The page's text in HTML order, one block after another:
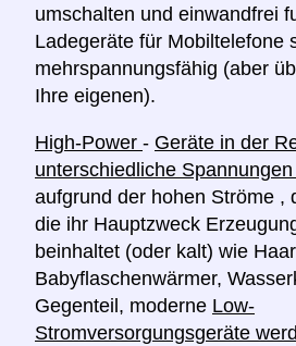
umschalten und einwandfrei
Ladegeräte für Mobiltelefone
mehrspannungsfähig (aber
Ihre eigenen).
High-Power - Geräte in der
unterschiedliche
aufgrund der hohen Ströme ,
die ihr Hauptzweck
beinhaltet (oder kalt) wie
Babyflaschenwärmer,
Gegenteil, moderne Low-
Stromversorgungsgeräte